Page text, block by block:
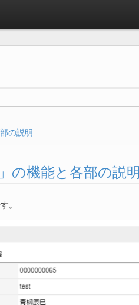
の説明
の機能と各部の説明
。